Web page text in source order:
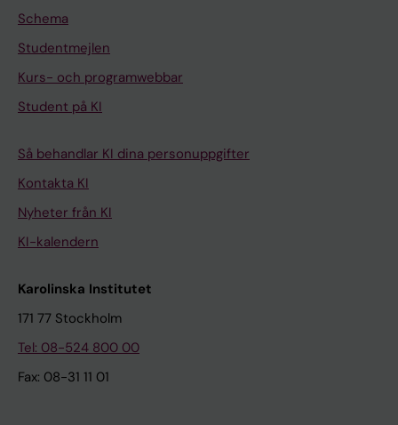
Schema
Studentmejlen
Kurs- och programwebbar
Student på KI
Så behandlar KI dina personuppgifter
Kontakta KI
Nyheter från KI
KI-kalendern
Karolinska Institutet
171 77 Stockholm
Tel: 08-524 800 00
Fax: 08-31 11 01